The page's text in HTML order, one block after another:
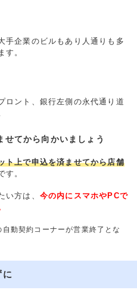
手企業のビルもあり人通りも多
す。
ロント、銀行左側の永代通り道
せてから向かいましょう
ト上で申込を済ませてから店舗
す。
い方は、 今の内にスマホやPCで
動契約コーナーが営業終了とな
に